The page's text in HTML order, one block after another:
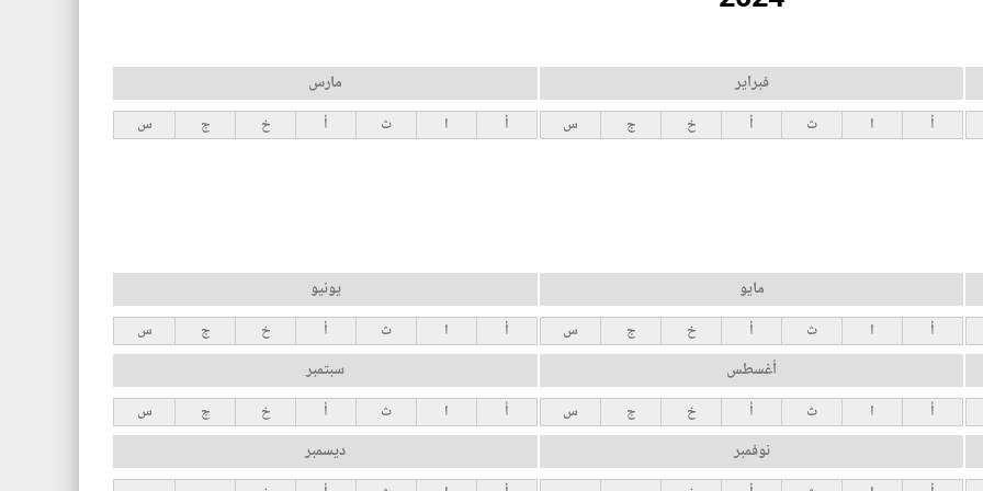
فبراير
أ ا ث أ خ ج س
مارس
أ ا ث أ خ ج س
مايو
أ ا ث أ خ ج س
يونيو
أ ا ث أ خ ج س
أغسطس
أ ا ث أ خ ج س
سبتمبر
أ ا ث أ خ ج س
نوفمبر ديسمبر